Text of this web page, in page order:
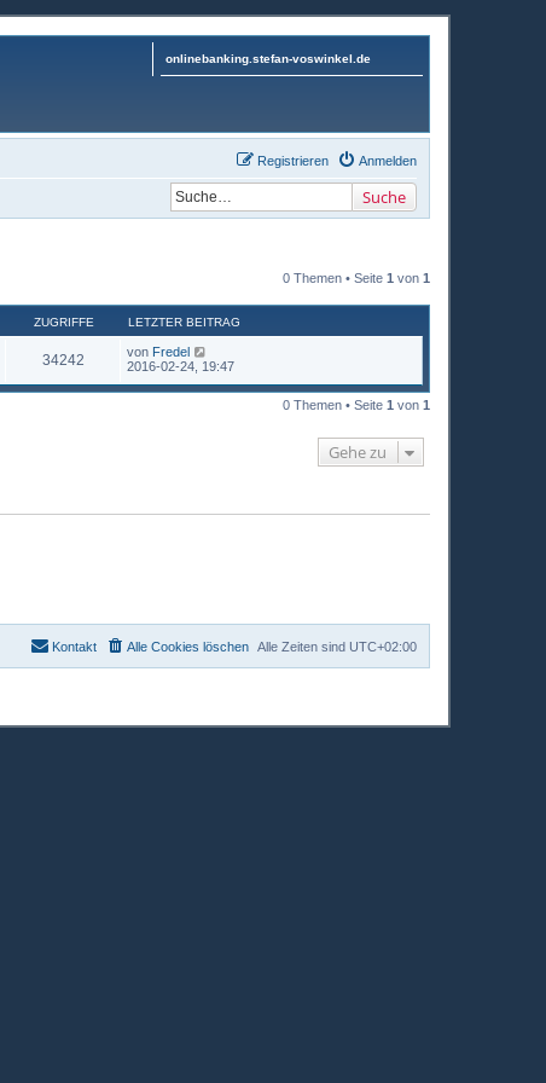
onlinebanking.stefan-voswinkel.de
Anmelden
Registrieren
Suche
0 Themen • Seite 1 von 1
ZUGRIFFE LETZTER BEITRAG
34242 von Fredel
2016-02-24, 19:47
0 Themen • Seite 1 von 1
Gehe zu
Alle Zeiten sind UTC+02:00
Alle Cookies löschen
Kontakt